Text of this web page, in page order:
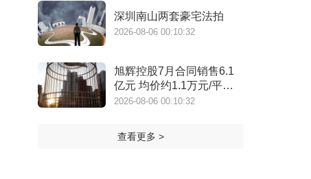
深圳南山两套豪宅法拍
2026-08-06 00:10:32
旭辉控股7月合同销售6.1
亿元 均价约1.1万元/平方
米
2026-08-06 00:10:32
查看更多 >